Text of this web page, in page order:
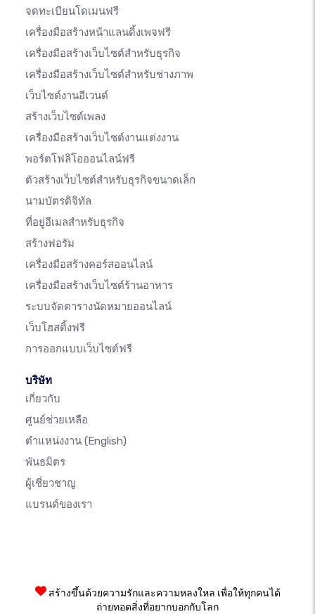
จดทะเบียนโดเมนฟรี
เครื่องมือสร้างหน้าแลนดิ้งเพจฟรี
เครื่องมือสร้างเว็บไซต์สำหรับธุรกิจ
เครื่องมือสร้างเว็บไซต์สำหรับช่างภาพ
เว็บไซต์งานอีเวนต์
สร้างเว็บไซต์เพลง
เครื่องมือสร้างเว็บไซต์งานแต่งงาน
พอร์ตโฟลิโอออนไลน์ฟรี
ตัวสร้างเว็บไซต์สำหรับธุรกิจขนาดเล็ก
นามบัตรดิจิทัล
ที่อยู่อีเมลสำหรับธุรกิจ
สร้างฟอรัม
เครื่องมือสร้างคอร์สออนไลน์
เครื่องมือสร้างเว็บไซต์ร้านอาหาร
ระบบจัดตารางนัดหมายออนไลน์
เว็บโฮสติ้งฟรี
การออกแบบเว็บไซต์ฟรี
บริษัท
เกี่ยวกับ
ศูนย์ช่วยเหลือ
ตำแหน่งงาน (English)
พันธมิตร
ผู้เชี่ยวชาญ
แบรนด์ของเรา
สร้างขึ้นด้วยความรักและความหลงใหล เพื่อให้ทุกคนได้
ถ่ายทอดสิ่งที่อยากบอกกับโลก